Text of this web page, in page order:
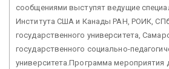
сообщениями выступят ведущие
Института США и Канады РАН, РОИК,
государственного университета,
государственного социально-
университета.Программа мероприятия